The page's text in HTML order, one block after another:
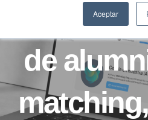
Aceptar
de